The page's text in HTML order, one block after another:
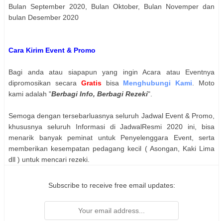
Bulan September 2020, Bulan Oktober, Bulan Novemper dan
bulan Desember 2020
Cara Kirim Event & Promo
Bagi anda atau siapapun yang ingin Acara atau Eventnya
dipromosikan secara Gratisbisa Menghubungi Kami . Moto
kami adalah "Berbagi Info, Berbagi Rezeki".
Semoga dengan tersebarluasnya seluruh Jadwal Event & Promo,
khususnya seluruh Informasi di JadwalResmi 2020 ini, bisa
menarik banyak peminat untuk Penyelenggara Event, serta
memberikan kesempatan pedagang kecil ( Asongan, Kaki Lima
dll ) untuk mencari rezeki.
Subscribe to receive free email updates: